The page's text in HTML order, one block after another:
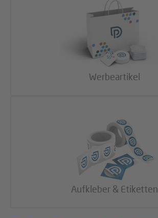
Werbeartikel
Aufkleber & Etiketten